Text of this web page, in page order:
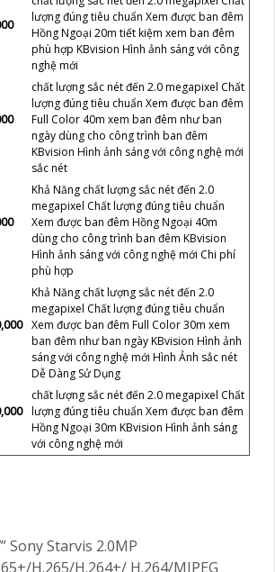
lượng đúng tiêu chuẩn Xem được ban đêm
Hồng Ngoại 20m tiết kiệm xem ban đêm
phù hợp KBvision Hình ảnh sáng với công
nghệ mới
chất lượng sắc nét đến 2.0 megapixel Chất
lượng đúng tiêu chuẩn Xem được ban đêm
Full Color 40m xem ban đêm như ban
ngày dùng cho công trình ban đêm
KBvision Hình ảnh sáng với công nghệ mới
sắc nét
Khả Năng chất lượng sắc nét đến 2.0
megapixel Chất lượng đúng tiêu chuẩn
Xem được ban đêm Hồng Ngoại 40m
dùng cho công trình ban đêm KBvision
Hình ảnh sáng với công nghệ mới Chi phí
phù hợp
Khả Năng chất lượng sắc nét đến 2.0
megapixel Chất lượng đúng tiêu chuẩn
Xem được ban đêm Full Color 30m xem
ban đêm như ban ngày KBvision Hình ảnh
sáng với công nghệ mới Hình Ảnh sắc nét
Dễ Dàng Sử Dụng
chất lượng sắc nét đến 2.0 megapixel Chất
lượng đúng tiêu chuẩn Xem được ban đêm
Hồng Ngoại 30m KBvision Hình ảnh sáng
với công nghệ mới
Sony Starvis 2.0MP
H.265/H.264+/ H.264/MJPEG